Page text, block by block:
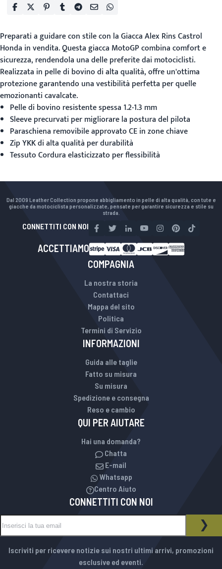
Preparati a guidare con stile con la Giacca Alex Rins Castrol
Honda in vendita. Questa giacca MotoGP combina comfort e
sicurezza, rendendola una delle preferite dai motociclisti.
Realizzata in pelle di bovino di alta qualità, offre un'ottima
protezione garantendo una vestibilità perfetta per quelle
emozionanti cavalcate.
Pelle di bovino resistente spessa 1.2-1.3 mm
Sleeve precurvati per migliorare la postura del pilota
Paraschiena removibile approvato CE in zone chiave
Zip YKK di alta qualità per durabilità
Tessuto Cordura elasticizzato per flessibilità
Dal 2009 Leather Collection propone abbigliamento in pelle di alta qualità, con tute e
giacche da motociclista personalizzate, pensate per garantire sicurezza e stile su
strada.
CONNETTITI CON NOI
ACCETTIAMO
COMPAGNIA
La nostra storia
Contattaci
Mappa del sito
Politica
Termini di Servizio
INFORMAZIONI
Guida alle taglie
Fatto su misura
Su misura
Spedizione e consegna
Reso e cambio
QUI PER AIUTARE
Hai una domanda?
Chatta
E-mail
Whatsapp
Centro Aiuto
CONNETTITI CON NOI
NEWSLETTER
Iscriviti per ricevere notizie sui nostri ultimi arrivi, promozioni
esclusive ed eventi.